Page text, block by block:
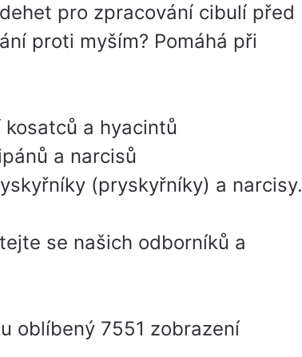
pro zpracování cibulí před
proti myším? Pomáhá při
a hyacintů
a narcisů
(pryskyřníky) a narcisy.
se našich odborníků a
oblíbený 7551 zobrazení